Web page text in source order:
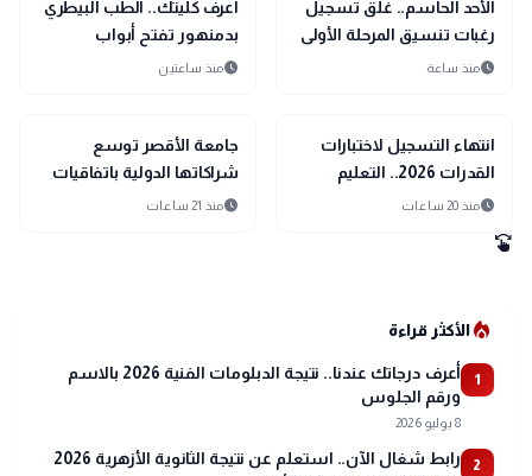
الأحد الحاسم.. غلق تسجيل
رغبات تنسيق المرحلة الأولى
نهائيًا
scheduleمنذ ساعة
اعرف كليتك.. الطب البيطري
بدمنهور تفتح أبواب
المستقبل أمام الطلاب
scheduleمنذ ساعتين
school
مدارس وجامعات
انتهاء التسجيل لاختبارات
القدرات 2026.. التعليم
العالي تغلق باب التقديم
scheduleمنذ 20 ساعات
school
مدارس وجامعات
جامعة الأقصر توسع
شراكاتها الدولية باتفاقيات
أكاديمية مع نيجيريا وتركيا
scheduleمنذ 21 ساعات
swipe
local_fire_departmentالأكثر قراءة
1
أعرف درجاتك عندنا.. نتيجة الدبلومات الفنية 2026 بالاسم
ورقم الجلوس
8 يوليو 2026
2
رابط شغال الآن.. استعلم عن نتيجة الثانوية الأزهرية 2026